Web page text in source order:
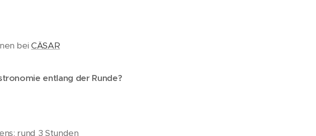
beiCÄSAR
entlang der Runde?
rund 3 Stunden